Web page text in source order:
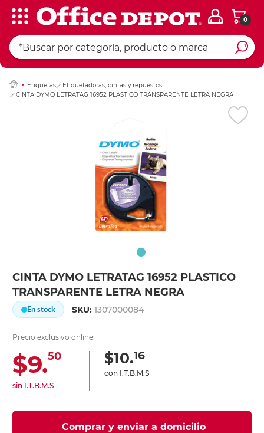
0
Etiquetas
Etiquetadoras, cintas y repuestos
CINTA DYMO LETRATAG 16952 PLASTICO TRANSPARENTE LETRA NEGRA
CINTA DYMO LETRATAG 16952 PLASTICO
TRANSPARENTE LETRA NEGRA
En stock SKU:1307000084
Precio exclusivo online:
$9.50
sin I.T.B.M.S
$10.16
con I.T.B.M.S
Comprar y enviar a domicilio
Ingresar Codigo